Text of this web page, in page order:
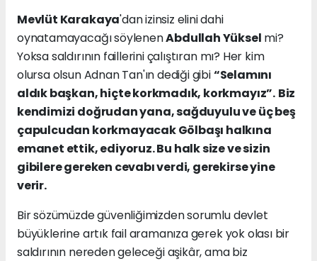
Mevlüt Karakaya'dan izinsiz elini dahi
oynatamayacağı söylenenAbdullah Yüksel mi?
Yoksa saldırının faillerini çalıştıran mı? Her kim
olursa olsun Adnan Tan'ın dediği gibi“Selamını
aldık başkan, hiçte korkmadık, korkmayız”. Biz
kendimizi doğrudan yana, sağduyulu ve üç beş
çapulcudan korkmayacak Gölbaşı halkına
emanet ettik, ediyoruz. Bu halk size ve sizin
gibilere gereken cevabı verdi, gerekirse yine
verir.
Bir sözümüzde güvenliğimizden sorumlu devlet
büyüklerine artık fail aramanıza gerek yok olası bir
saldırının nereden geleceği aşikâr, ama biz